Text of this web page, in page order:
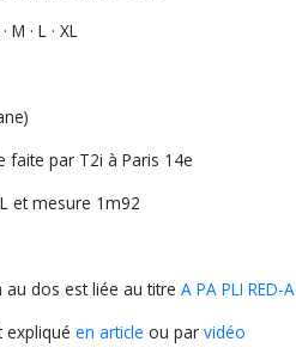
· L · XL
faite par T2i à Paris 14e
et mesure 1m92
au dos est liée au titre A PA PLI RED-A
expliqué en article ou par vidéo